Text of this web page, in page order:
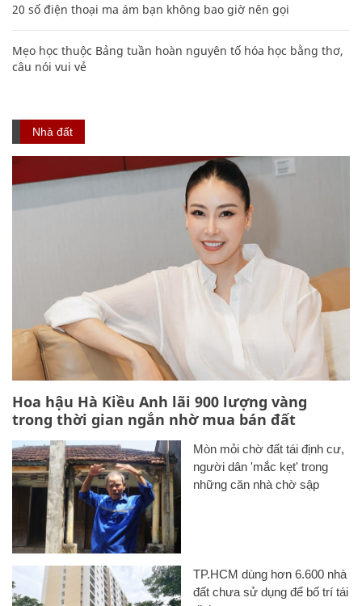
20 số điện thoại ma ám bạn không bao giờ nên gọi
Mẹo học thuộc Bảng tuần hoàn nguyên tố hóa học bằng thơ,
câu nói vui vẻ
Nhà đất
Hoa hậu Hà Kiều Anh lãi 900 lượng vàng
trong thời gian ngắn nhờ mua bán đất
Mòn mỏi chờ đất tái định cư,
người dân 'mắc kẹt' trong
những căn nhà chờ sập
TP.HCM dùng hơn 6.600 nhà
đất chưa sử dụng để bố trí tái